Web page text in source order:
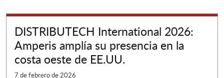
DISTRIBUTECH International 2026:
Amperis amplía su presencia en la
costa oeste de EE.UU.
7 de febrero de 2026